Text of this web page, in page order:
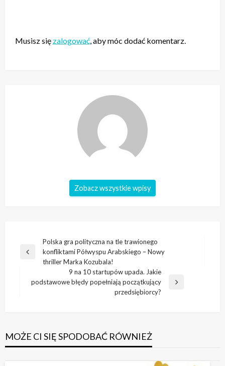
Musisz się zalogować, aby móc dodać komentarz.
Zobacz wszystkie wpisy
Nawigacja
wpisu
Poprzedni
Polska gra polityczna na tle trawionego
konfliktami Półwyspu Arabskiego – Nowy
thriller Marka Kozubala!
Następny
9 na 10 startupów upada. Jakie
podstawowe błędy popełniają początkujący
przedsiębiorcy?
MOŻE CI SIĘ SPODOBAĆ RÓWNIEŻ